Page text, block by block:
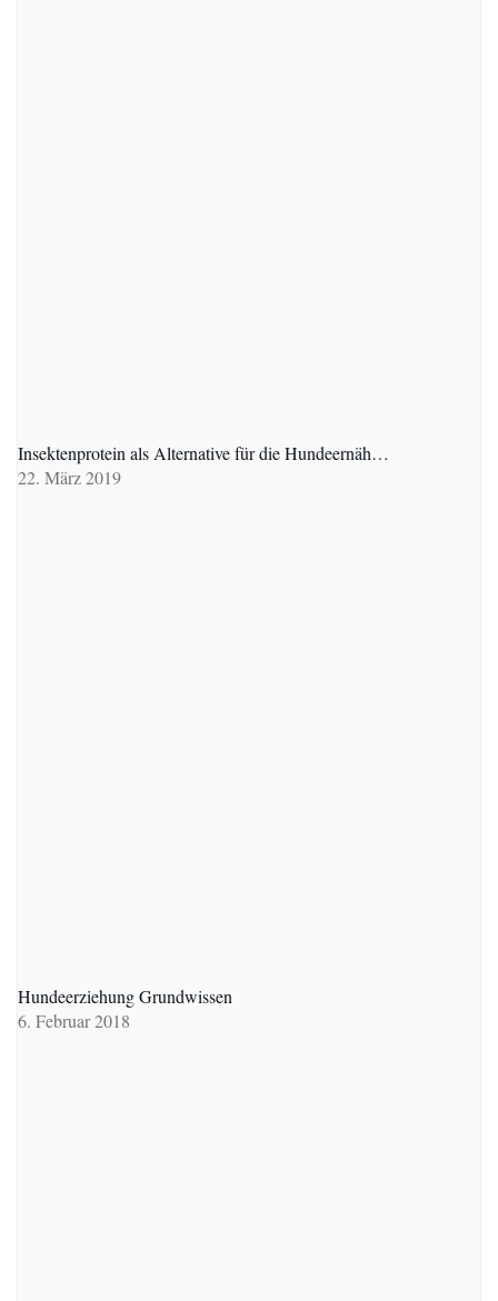
Insektenprotein als Alternative für die Hundeernäh…
22. März 2019
Hundeerziehung Grundwissen
6. Februar 2018